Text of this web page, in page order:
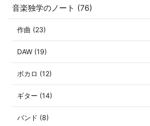
音楽独学のノート (76)
作曲 (23)
DAW (19)
ボカロ (12)
ギター (14)
バンド (8)